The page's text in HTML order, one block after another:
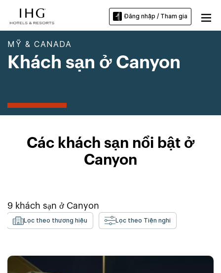
Đăng nhập / Tham gia
MỸ & CANADA
Khách sạn ở Canyon
Các khách sạn nổi bật ở
Canyon
9 khách sạn ở Canyon
Lọc theo thương hiệu Lọc theo Tiện nghi